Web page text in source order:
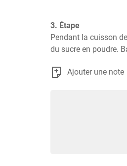
3. Étape
Pendant la cuisson
du sucre en poudre.
Ajouter une note